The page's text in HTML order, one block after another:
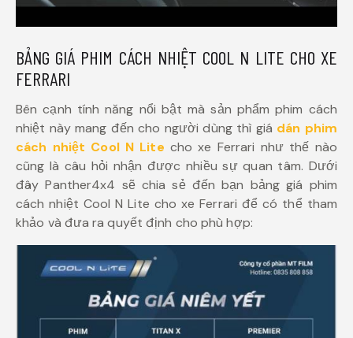
BẢNG GIÁ PHIM CÁCH NHIỆT COOL N LITE CHO XE
FERRARI
Bên cạnh tính năng nổi bật mà sản phẩm phim cách
nhiệt này mang đến cho người dùng thì giá dán phim
cách nhiệt Cool N Lite cho xe Ferrari như thế nào
cũng là câu hỏi nhận được nhiều sự quan tâm. Dưới
đây Panther4x4 sẽ chia sẻ đến bạn bảng giá phim
cách nhiệt Cool N Lite cho xe Ferrari để có thể tham
khảo và đưa ra quyết định cho phù hợp: